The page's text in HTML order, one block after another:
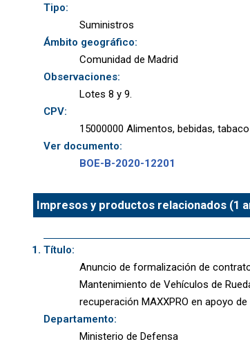
Tipo:
Suministros
Ámbito geográfico:
Comunidad de Madrid
Observaciones:
Lotes 8 y 9.
CPV:
15000000 Alimentos, bebidas,
Ver documento:
BOE-B-2020-12201
Impresos y productos relacionados (1
Título:
Anuncio de formalización de
Mantenimiento de Vehículos de
recuperación MAXXPRO en apoyo
Departamento:
Ministerio de Defensa